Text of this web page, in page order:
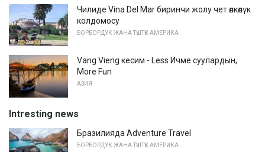
Чилиде Vina Del Mar биринчи жолу чет өлкөлүк
колдомосу
БОРБОРДУК ЖАНА ТҮШТҮК АМЕРИКА
Vang Vieng кесим - Less Ичме суулардын,
More Fun
АЗИЯ
Intresting news
Бразилияда Adventure Travel
БОРБОРДУК ЖАНА ТҮШТҮК АМЕРИКА